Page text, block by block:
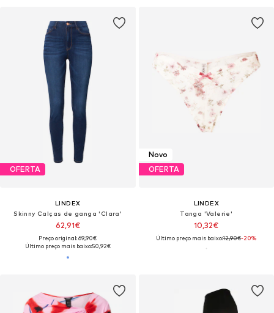
OFERTA
LINDEX
Skinny Calças de ganga 'Clara'
62,91€
Preço original: 69,90€
Último preço mais baixo:50,92€
Novo
OFERTA
LINDEX
Tanga 'Valerie'
10,32€
Último preço mais baixo:12,90€-20%